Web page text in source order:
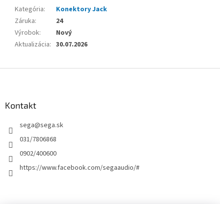
Kategória:
Konektory Jack
Záruka:
24
Výrobok:
Nový
Aktualizácia: 30.07.2026
Kontakt
sega@sega.sk
031/7806868
0902/400600
https://www.facebook.com/segaaudio/#